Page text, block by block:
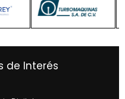
de Interés